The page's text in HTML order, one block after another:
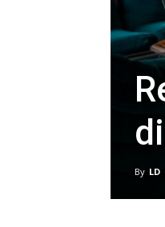
By LD